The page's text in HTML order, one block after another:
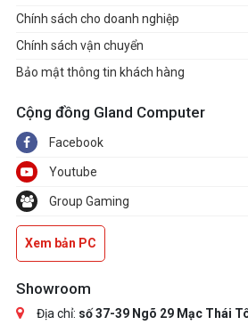
Chính sách cho doanh nghiệp
Chính sách vận chuyển
Bảo mật thông tin khách hàng
Cộng đồng Gland Computer
Facebook
Youtube
Group Gaming
Xem bản PC
Showroom
Địa chỉ: số 37-39 Ngõ 29 Mạc Thái